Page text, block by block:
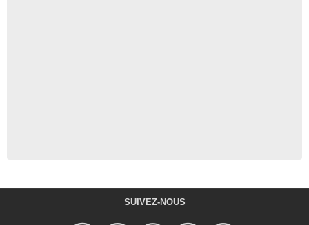
SUIVEZ-NOUS